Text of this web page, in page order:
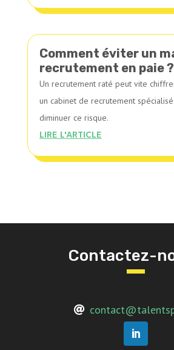
Comment éviter un
recrutement en paie ?
Un recrutement raté peut vite
un cabinet de recrutement
diminuer ce risque.
LIRE L'ARTICLE
Contactez-